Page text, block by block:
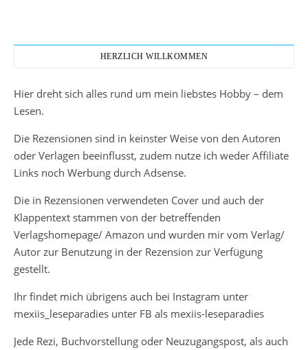
HERZLICH WILLKOMMEN
Hier dreht sich alles rund um mein liebstes Hobby – dem
Lesen.
Die Rezensionen sind in keinster Weise von den Autoren
oder Verlagen beeinflusst, zudem nutze ich weder Affiliate
Links noch Werbung durch Adsense.
Die in Rezensionen verwendeten Cover und auch der
Klappentext stammen von der betreffenden
Verlagshomepage/ Amazon und wurden mir vom Verlag/
Autor zur Benutzung in der Rezension zur Verfügung
gestellt.
Ihr findet mich übrigens auch bei Instagram unter
mexiis_leseparadies unter FB als mexiis-leseparadies
Jede Rezi, Buchvorstellung oder Neuzugangspost, als auch